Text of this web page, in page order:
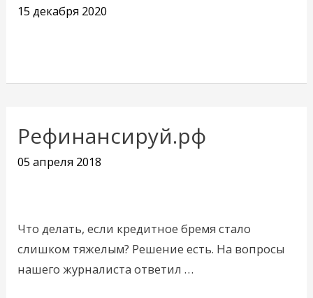
15 декабря 2020
Рефинансируй.рф
05 апреля 2018
Что делать, если кредитное бремя стало
слишком тяжелым? Решение есть. На вопросы
нашего журналиста ответил …
Рефинансируй.рф